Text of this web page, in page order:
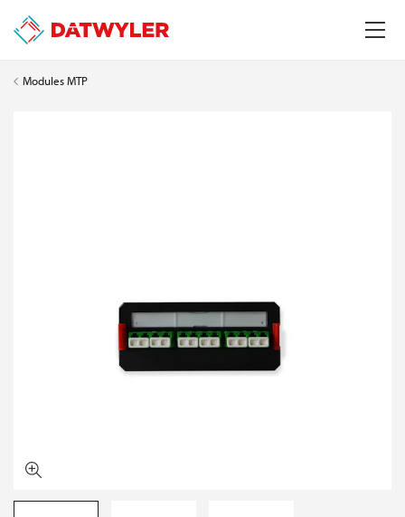
Modules MTP